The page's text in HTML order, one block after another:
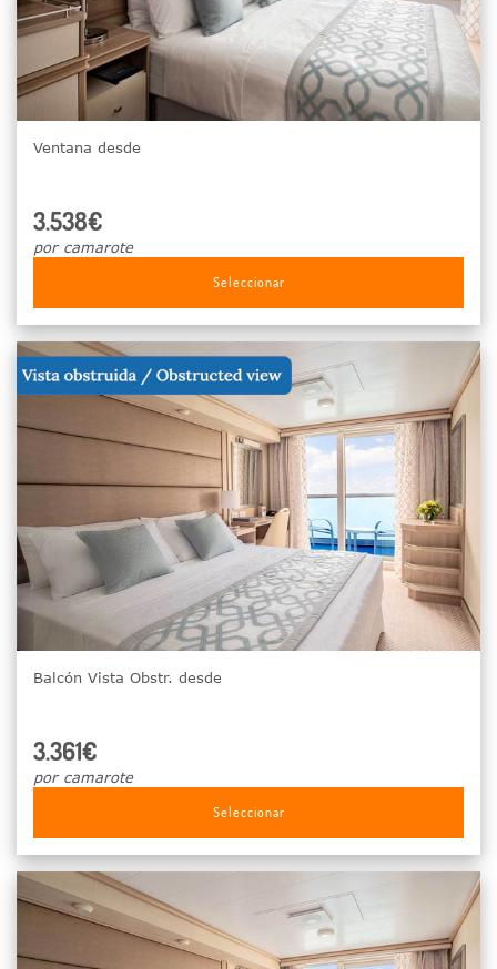
Ventana desde
3.538€
por camarote
Seleccionar
Balcón Vista Obstr. desde
3.361€
por camarote
Seleccionar